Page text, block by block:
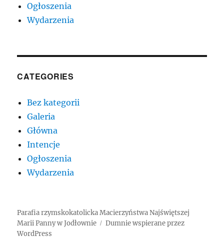
Ogłoszenia
Wydarzenia
CATEGORIES
Bez kategorii
Galeria
Główna
Intencje
Ogłoszenia
Wydarzenia
Parafia rzymskokatolicka Macierzyństwa Najświętszej
Marii Panny w Jodłownie
Dumnie wspierane przez
WordPress